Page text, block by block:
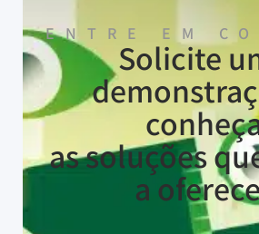
ENTRE EM
Solicite
as soluções
a